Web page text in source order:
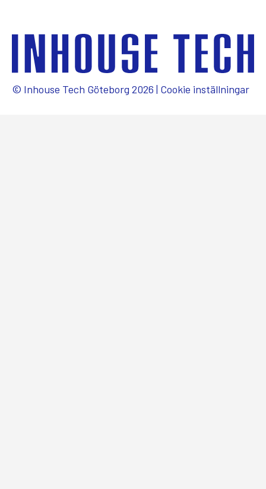
© Inhouse Tech Göteborg 2026 | Cookie inställningar